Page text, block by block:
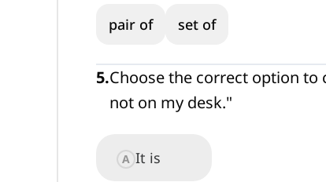
pair of set of
5.Choose the correct option to
not on my desk."
A It is